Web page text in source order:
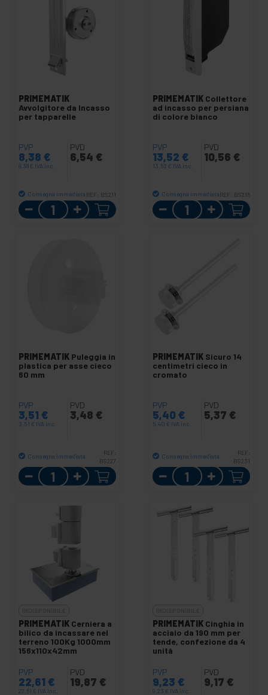
PRIMEMATIK
Avvolgitore da Incasso
per tapparelle
PVP
8,38 €
8,38 € IVA inc.
PVD
6,54 €
Consegna immediata REF: BS211
Quantità
PRIMEMATIK Collettore
ad incasso per persiana
di colore bianco
PVP
13,52 €
13,52 € IVA inc.
PVD
10,56 €
Consegna immediataREF: BS216
Quantità
PRIMEMATIK Puleggia in
plastica per asse cieco
60 mm
PVP
3,51 €
3,51 € IVA inc.
PVD
3,48 €
Consegna immediata
REF:
BS227
Quantità
PRIMEMATIK Sicuro 14
centimetri cieco in
cromato
PVP
5,40 €
5,40 € IVA inc.
PVD
5,37 €
Consegna immediata
REF:
BS231
Quantità
PRIMEMATIK Cerniera a
bilico da incassare nel
terreno 100Kg 1000mm
156x110x42mm
PVP
22,61 €
22,61 € IVA inc.
PVD
19,87 €
PRIMEMATIK Cinghia in
acciaio da 190 mm per
tende, confezione da 4
unità
PVP
9,23 €
9,23 € IVA inc.
PVD
9,17 €